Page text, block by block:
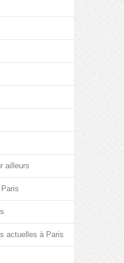
ailleurs
actuelles à Paris